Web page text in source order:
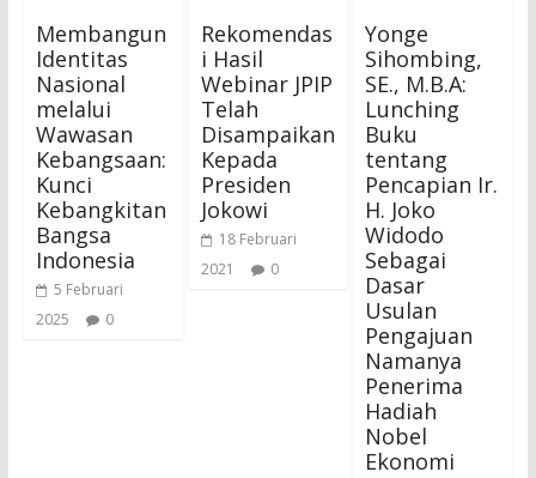
Membangun
Identitas
Nasional
melalui
Wawasan
Kebangsaan:
Kunci
Kebangkitan
Bangsa
Indonesia
5 Februari
2025
0
Rekomendas
i Hasil
Webinar JPIP
Telah
Disampaikan
Kepada
Presiden
Jokowi
18 Februari
2021
0
Yonge
Sihombing,
SE., M.B.A:
Lunching
Buku
tentang
Pencapian Ir.
H. Joko
Widodo
Sebagai
Dasar
Usulan
Pengajuan
Namanya
Penerima
Hadiah
Nobel
Ekonomi